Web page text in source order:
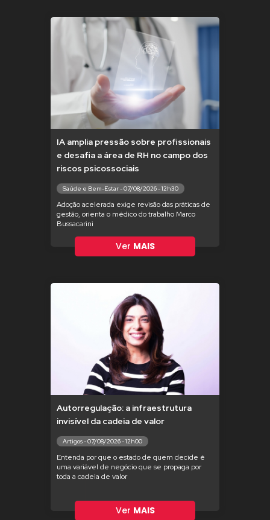
IA amplia pressão sobre profissionais
e desafia a área de RH no campo dos
riscos psicossociais
Saúde e Bem-Estar - 07/08/2026 - 12h30
Adoção acelerada exige revisão das práticas de
gestão, orienta o médico do trabalho Marco
Bussacarini
Ver MAIS
Autorregulação: a infraestrutura
invisível da cadeia de valor
Artigos - 07/08/2026 - 12h00
Entenda por que o estado de quem decide é
uma variável de negócio que se propaga por
toda a cadeia de valor
Ver MAIS